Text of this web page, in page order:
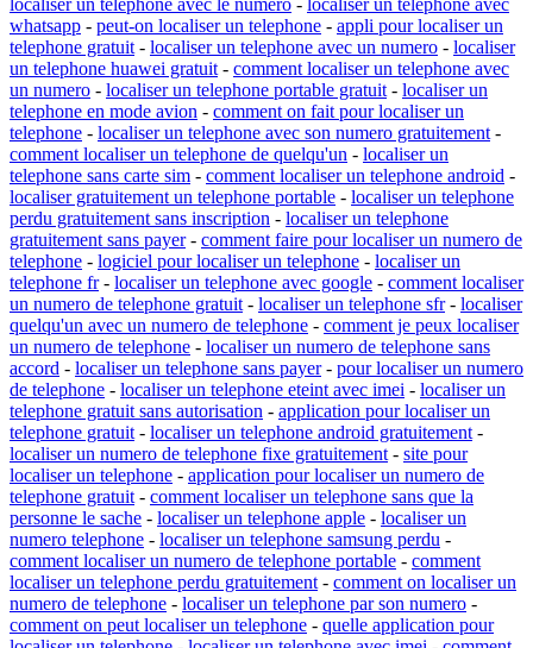
whatsapp - peut-on localiser un telephone - appli pour localiser un
telephone gratuit - localiser un telephone avec un numero - localiser
un telephone huawei gratuit - comment localiser un telephone avec
un numero - localiser un telephone portable gratuit - localiser un
telephone en mode avion - comment on fait pour localiser un
telephone - localiser un telephone avec son numero gratuitement -
comment localiser un telephone de quelqu'un - localiser un
telephone sans carte sim - comment localiser un telephone android -
localiser gratuitement un telephone portable - localiser un telephone
perdu gratuitement sans inscription - localiser un telephone
gratuitement sans payer- comment faire pour localiser un numero de
telephone - logiciel pour localiser un telephone - localiser un
telephone fr- localiser un telephone avec google - comment localiser
un numero de telephone gratuit - localiser un telephone sfr- localiser
quelqu'un avec un numero de telephone - comment je peux localiser
un numero de telephone - localiser un numero de telephone sans
accord - localiser un telephone sans payer- pour localiser un numero
de telephone - localiser un telephone eteint avec imei - localiser un
telephone gratuit sans autorisation - application pour localiser un
telephone gratuit - localiser un telephone android gratuitement -
localiser un numero de telephone fixe gratuitement - site pour
localiser un telephone - application pour localiser un numero de
telephone gratuit - comment localiser un telephone sans que la
personne le sache - localiser un telephone apple - localiser un
numero telephone - localiser un telephone samsung perdu -
comment localiser un numero de telephone portable - comment
localiser un telephone perdu gratuitement - comment on localiser un
numero de telephone - localiser un telephone par son numero -
comment on peut localiser un telephone - quelle application pour